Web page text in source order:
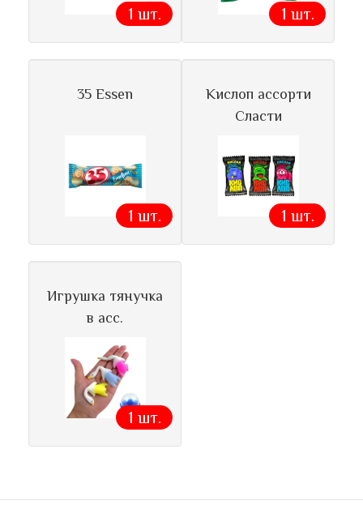
1 шт. 1 шт.
35 Essen
1 шт.
Кислоп ассорти
Сласти
1 шт.
Игрушка тянучка
в асс.
1 шт.